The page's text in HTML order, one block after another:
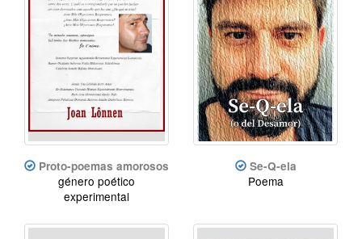
Proto-poemas amorosos
género poético
experimental
Se-Q-ela
Poema